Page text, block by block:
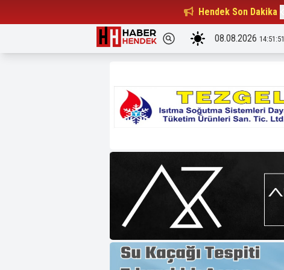
Hendek Son Dakika
Beşiktaşlılar Derneği Başkanı...
08.08.2026 14:51:53